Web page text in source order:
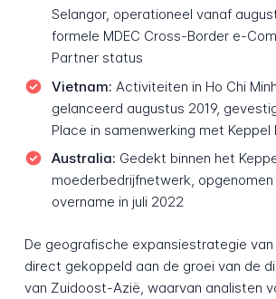
Selangor, operationeel vanaf
formele MDEC Cross-Border e-
Partner status
Vietnam: Activiteiten in Ho Chi
gelanceerd augustus 2019,
Place in samenwerking met Keppel
Australia: Gedekt binnen het
moederbedrijfnetwerk, opgenomen
overname in juli 2022
De geografische expansiestrategie
direct gekoppeld aan de groei van de
van Zuidoost-Azië, waarvan analisten